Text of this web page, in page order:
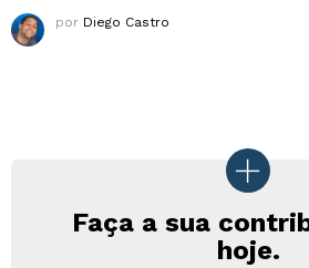
por Diego Castro
Faça a sua
hoje.